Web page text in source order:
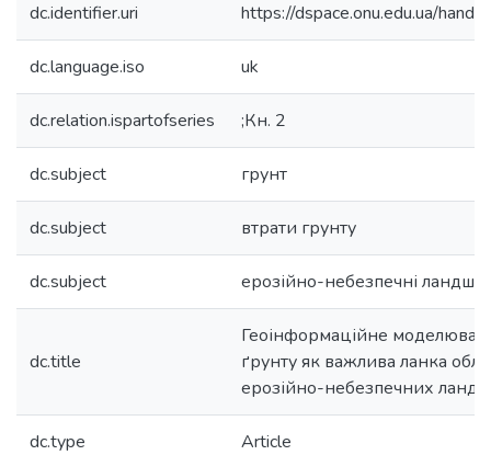
dc.identifier.uri https://dspace.onu.edu.ua/
dc.language.iso uk
dc.relation.ispartofseries ;Кн. 2
dc.subject грунт
dc.subject втрати грунту
dc.subject ерозійно-небезпечні
dc.title
Геоінформаційне
ґрунту як важлива ланка
ерозійно-небезпечних
dc.type Article